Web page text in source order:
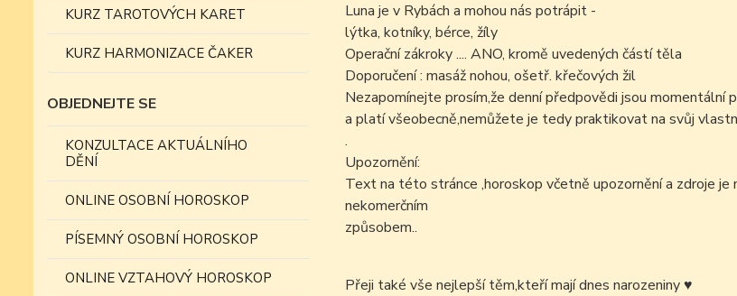
KURZ TAROTOVÝCH KARET
KURZ HARMONIZACE ČAKER
OBJEDNEJTE SE
KONZULTACE AKTUÁLNÍHO
DĚNÍ
ONLINE OSOBNÍ HOROSKOP
PÍSEMNÝ OSOBNÍ HOROSKOP
ONLINE VZTAHOVÝ HOROSKOP
Luna je v Rybách a mohou nás potrápit -
lýtka, kotníky, bérce, žíly
Operační zákroky .... ANO, kromě uvedených částí těla
Doporučení : masáž nohou, ošetř. křečových žil
Nezapomínejte prosím,že denní předpovědi jsou momentální
a platí všeobecně,nemůžete je tedy praktikovat na svůj
.
Upozornění:
Text na této stránce ,horoskop včetně upozornění a zdroje
nekomerčním
způsobem..
Přeji také vše nejlepší těm,kteří mají dnes narozeniny♥